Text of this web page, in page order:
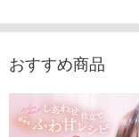
おすすめ商品